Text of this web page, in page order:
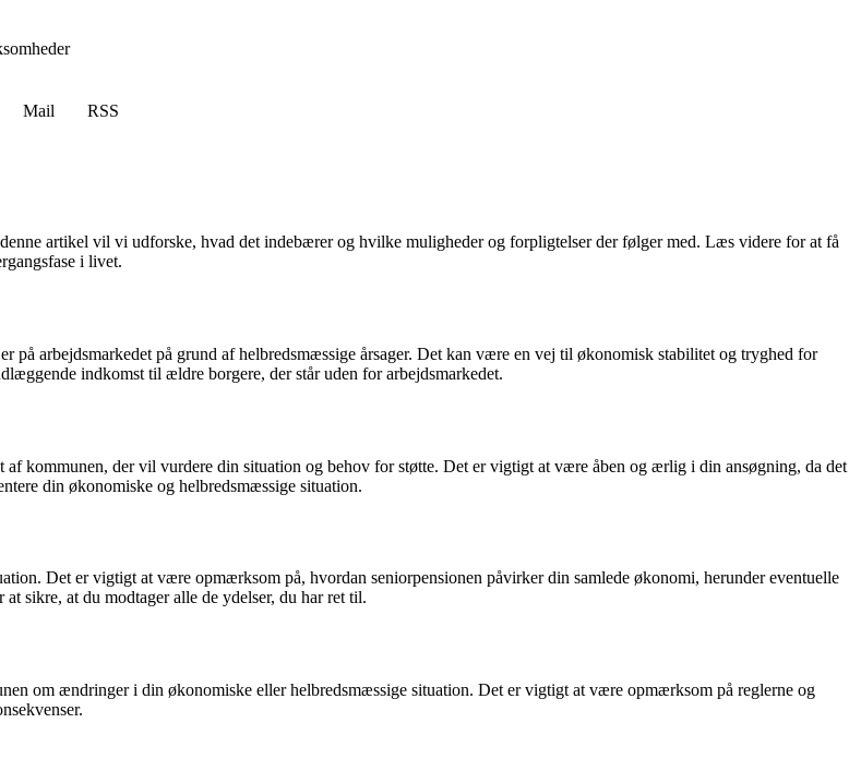
Mail
RSS
artikel vil vi udforske, hvad det indebærer og hvilke muligheder og forpligtelser der følger med. Læs videre for at få
i livet.
på arbejdsmarkedet på grund af helbredsmæssige årsager. Det kan være en vej til økonomisk stabilitet og tryghed for
indkomst til ældre borgere, der står uden for arbejdsmarkedet.
kommunen, der vil vurdere din situation og behov for støtte. Det er vigtigt at være åben og ærlig i din ansøgning, da det
din økonomiske og helbredsmæssige situation.
Det er vigtigt at være opmærksom på, hvordan seniorpensionen påvirker din samlede økonomi, herunder eventuelle
sikre, at du modtager alle de ydelser, du har ret til.
om ændringer i din økonomiske eller helbredsmæssige situation. Det er vigtigt at være opmærksom på reglerne og